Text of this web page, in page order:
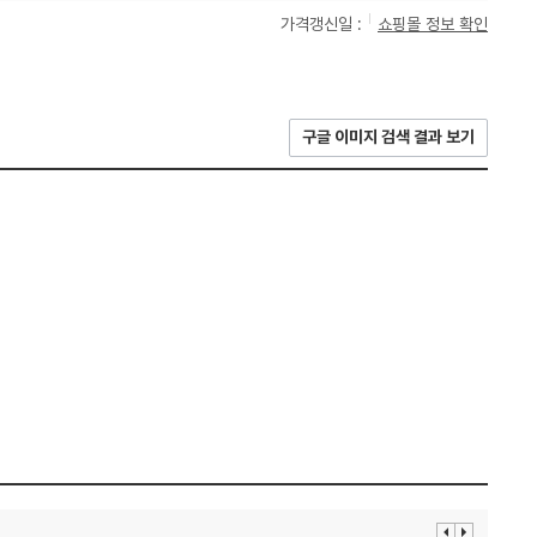
가격갱신일 : 쇼핑몰 정보 확인
구글 이미지 검색 결과 보기